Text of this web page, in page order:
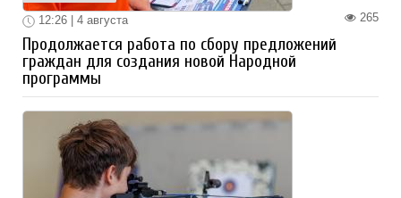
265
12:26 | 4 августа
Продолжается работа по сбору предложений
граждан для создания новой Народной
программы